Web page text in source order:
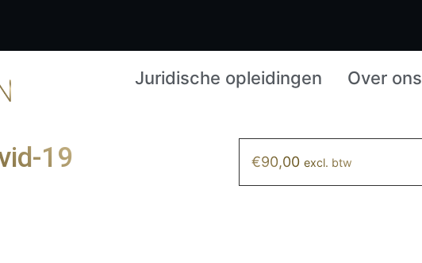
Juridische opleidingen Over ons
19 €90,00 excl. btw